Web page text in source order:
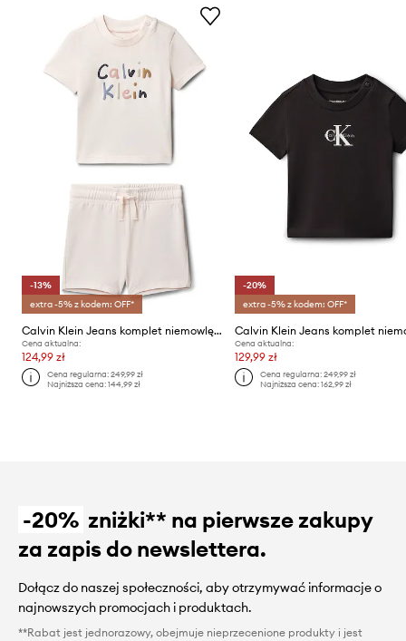
-13%
extra -5% z kodem: OFF*
Calvin Klein Jeans komplet niemowlęcy bawełniany
Cena aktualna:
124,99 zł
Cena regularna:249,99 zł
Najniższa cena:144,99 zł
-20%
extra -5% z kodem: OFF*
Cena aktualna:
129,99 zł
Cena regularna: 249,99 zł
Najniższa cena: 162,99 zł
-20% zniżki** na pierwsze zakupy
za zapis do newslettera.
Dołącz do naszej społeczności, aby otrzymywać informacje o
najnowszych promocjach i produktach.
**Rabat jest jednorazowy, obejmuje nieprzecenione produkty i jest